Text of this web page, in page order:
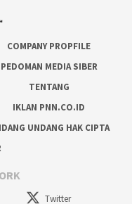
COMPANY PROPFILE
PEDOMAN MEDIA SIBER
TENTANG
IKLAN PNN.CO.ID
UNDANG HAK CIPTA
Twitter